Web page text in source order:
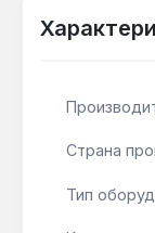
Страна
Тип